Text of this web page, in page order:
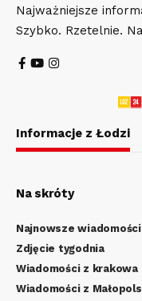
Najważniejsze
Szybko. Rzetelnie.
Informacje z Łodzi
Na skróty
Najnowsze wiadomości
Zdjęcie tygodnia
Wiadomości z krakowa
Wiadomości z